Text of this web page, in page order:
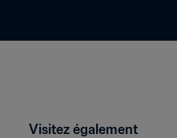
Visitez également